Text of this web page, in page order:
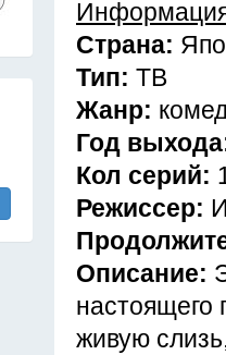
Страна:
Тип: ТВ
Жанр:
Год
Кол серий:
Режиссер:
Описание:
настоящего
живую